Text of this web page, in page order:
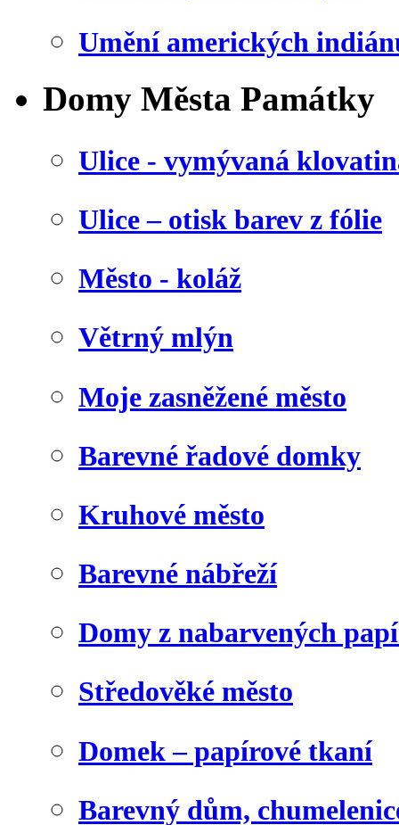
Umění amerických
Domy Města Památky
Ulice - vymývaná
Ulice – otisk barev z fólie
Město - koláž
Větrný mlýn
Moje zasněžené město
Barevné řadové domky
Kruhové město
Barevné nábřeží
Domy z nabarvených
Středověké město
Domek – papírové tkaní
Barevný dům,